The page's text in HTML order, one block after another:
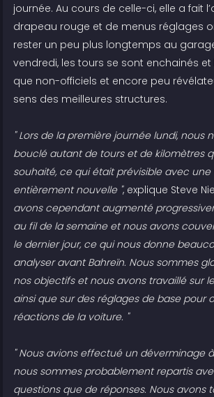
journée. Au cours de celle-ci, elle a fait
drapeau rouge et de menus réglages
rester un peu plus longtemps au
vendredi, les tours se sont enchainés
que non-officiels et encore peu
sens des meilleures structures.
" Lors de la première journée lundi, nous
bouclé autant de tours et de kilomètres
souhaité, ce qui était prévisible avec
entièrement nouvelle ", explique Steve
avons cependant augmenté
au fil de la semaine et nous avons
le dernier jour, ce qui nous donne
analyser avant Bahreïn. Nous sommes
nos objectifs et nous avons travaillé sur
ainsi que sur des réglages de base pour
réactions de la voiture. "
" Nous avions effectué un déverminage
nous sommes probablement repartis
questions que de réponses. Nous avons